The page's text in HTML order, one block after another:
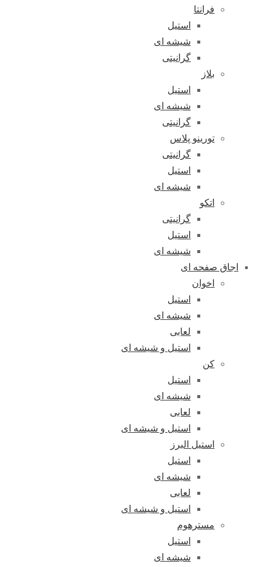
فرانتا
استیل
شیشه ای
گرانیتی
بلاز
استیل
شیشه ای
گرانیتی
تورینو پلاس
گرانیتی
استیل
شیشه ای
اتکو
گرانیتی
استیل
شیشه ای
اجاق صفحه ای
اخوان
استیل
شیشه ای
لعابی
استیل و شیشه ای
کن
استیل
شیشه ای
لعابی
استیل و شیشه ای
استیل البرز
استیل
شیشه ای
لعابی
استیل و شیشه ای
مسترهوم
استیل
شیشه ای